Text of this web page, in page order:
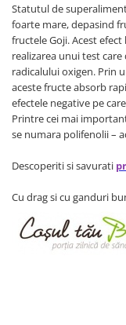
Alimente de baza
Cereale, fulgi din
dejun
Lactate
Bauturi vegetale
Orez, Faina si
Ulei, otet
Produse din carne
Pudre si prafuri
Supe
Conserve, Pateuri,
Statutul de
foarte mare, depasind
fructele Goji. Acest
realizarea unui test
radicalului oxigen. Prin
aceste fructe absorb
efectele negative pe
Printre cei mai
se numara polifenolii –
Descoperiti si savurati
Cu drag si cu ganduri